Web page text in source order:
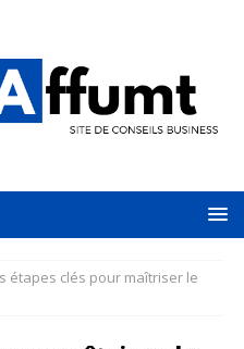
étapes clés pour maîtriser le